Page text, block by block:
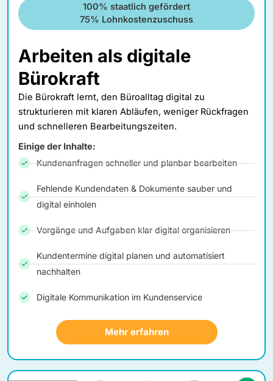
100% staatlich gefördert
75% Lohnkostenzuschuss
Arbeiten als digitale
Bürokraft
Die Bürokraft lernt, den Büroalltag digital zu
strukturieren mit klaren Abläufen, weniger Rückfragen
und schnelleren Bearbeitungszeiten.
Einige der Inhalte:
Kundenanfragen schneller und planbar bearbeiten
Fehlende Kundendaten & Dokumente sauber und
digital einholen
Vorgänge und Aufgaben klar digital organisieren
Kundentermine digital planen und automatisiert
nachhalten
Digitale Kommunikation im Kundenservice
Mehr erfahren